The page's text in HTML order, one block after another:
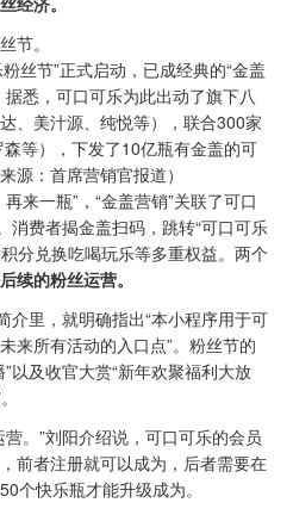
节。
丝节”正式启动，已成经典的“金盖
悉，可口可乐为此出动了旗下八
、美汁源、纯悦等），联合300家
等），下发了10亿瓶有金盖的可
源：首席营销官报道）
来一瓶”，“金盖营销”关联了可口
消费者揭金盖扫码，跳转“可口可乐
分兑换吃喝玩乐等多重权益。两个
续的粉丝运营。
介里，就明确指出“本小程序用于可
来所有活动的入口点”。粉丝节的
以及收官大赏“新年欢聚福利大放
。”刘阳介绍说，可口可乐的会员
前者注册就可以成为，后者需要在
个快乐瓶才能升级成为。